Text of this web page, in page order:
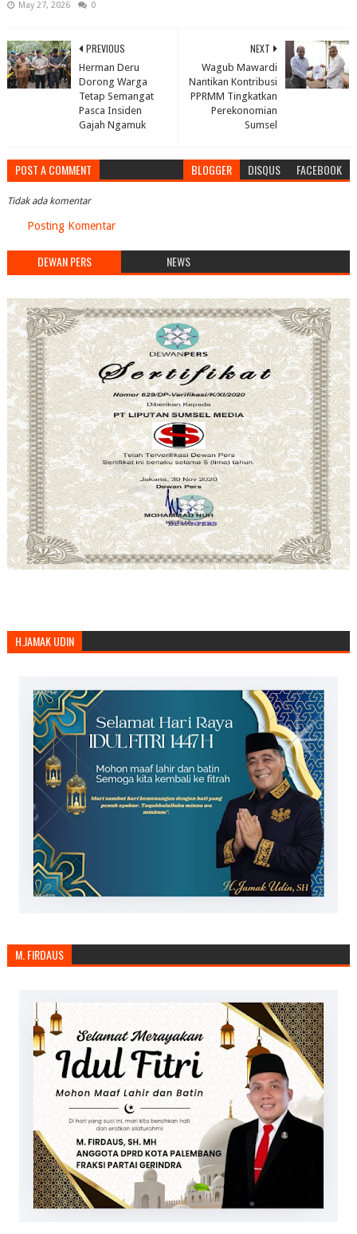
May 27, 2026 0
NEXT
Wagub Mawardi
Nantikan Kontribusi
PPRMM Tingkatkan
Perekonomian
Sumsel
PREVIOUS
Herman Deru
Dorong Warga
Tetap Semangat
Pasca Insiden
Gajah Ngamuk
POST A COMMENT BLOGGER DISQUS FACEBOOK
Tidak ada komentar
Posting Komentar
DEWAN PERS NEWS
H.JAMAK UDIN
M. FIRDAUS